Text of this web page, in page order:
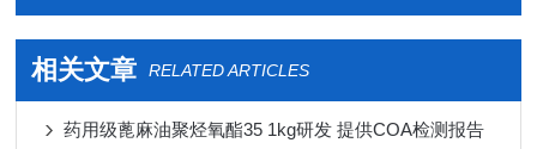
相关文章 RELATED ARTICLES
药用级蓖麻油聚烃氧酯35 1kg研发 提供COA检测报告